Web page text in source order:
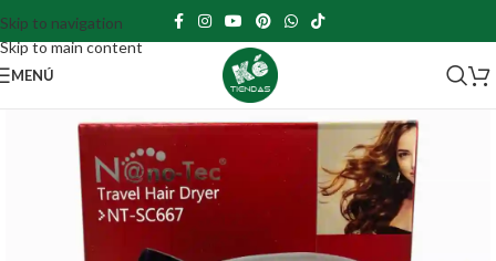
Skip to navigation
Skip to main content
MENÚ